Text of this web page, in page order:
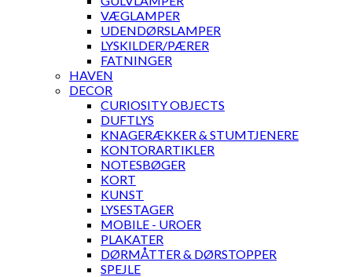
VÆGLAMPER
UDENDØRSLAMPER
LYSKILDER/PÆRER
FATNINGER
HAVEN
DECOR
CURIOSITY OBJECTS
DUFTLYS
KNAGERÆKKER & STUMTJENERE
KONTORARTIKLER
NOTESBØGER
KORT
KUNST
LYSESTAGER
MOBILE - UROER
PLAKATER
DØRMÅTTER & DØRSTOPPER
SPEJLE